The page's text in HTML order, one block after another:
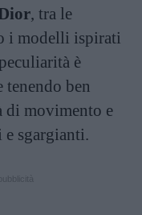
, tra le
i modelli ispirati
è
ben
di movimento e
e sgargianti.